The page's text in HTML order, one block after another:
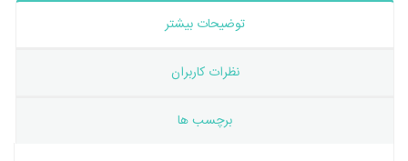
توضیحات بیشتر
نظرات کاربران
برچسب ها